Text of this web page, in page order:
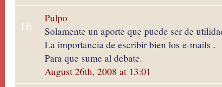
16
Pulpo
Solamente un aporte que puede ser de
La importancia de escribir bien los e-mails .
Para que sume al debate.
August 26th, 2008 at 13:01